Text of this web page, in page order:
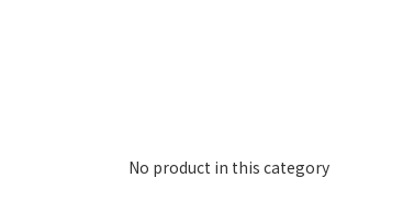
No product in this category